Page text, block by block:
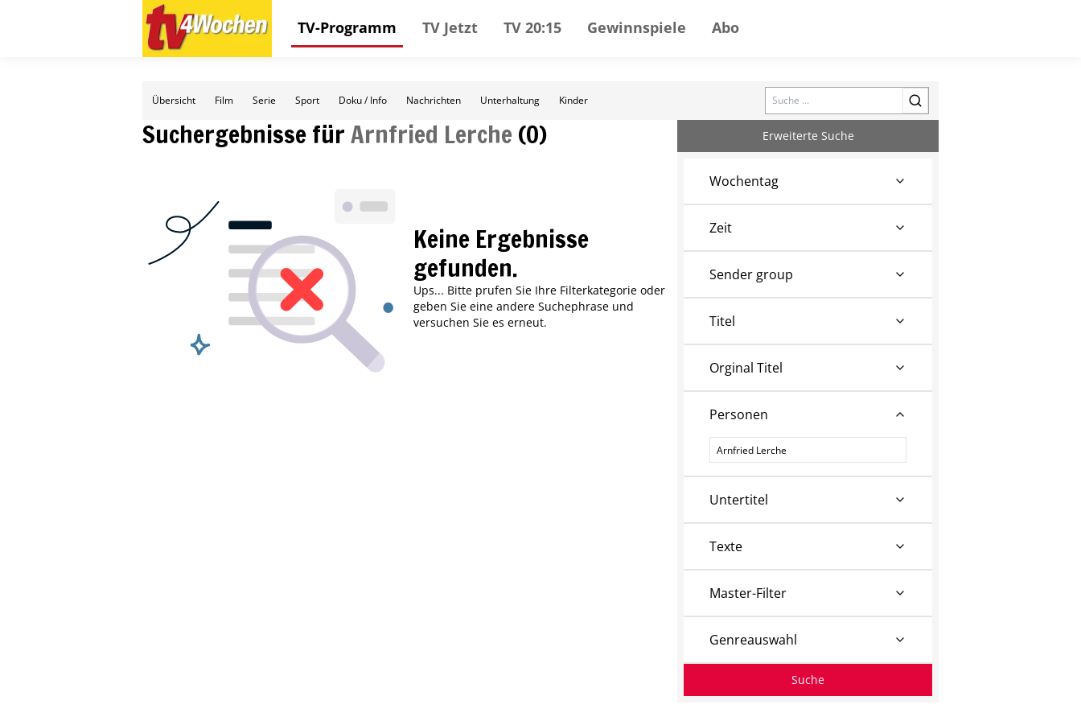
TV-Programm TV Jetzt TV 20:15 Gewinnspiele Abo
Übersicht Film Serie Sport Doku / Info Nachrichten Unterhaltung Kinder Search
Suchergebnisse fürArnfried Lerche(0)
Keine Ergebnisse
gefunden.
Ups... Bitte prufen Sie Ihre Filterkategorie oder
geben Sie eine andere Suchephrase und
versuchen Sie es erneut.
Erweiterte Suche
Wochentag
Zeit
Sender group
Titel
Orginal Titel
Personen
Personen
Untertitel
Texte
Master-Filter
Genreauswahl
Suche